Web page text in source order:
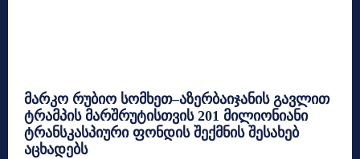
მარკო რუბიო სომხეთ–აზერბაიჯანის გავლით
ტრამპის მარშრუტისთვის 201 მილიონიანი
ტრანსკასპიური ფონდის შექმნის შესახებ
აცხადებს